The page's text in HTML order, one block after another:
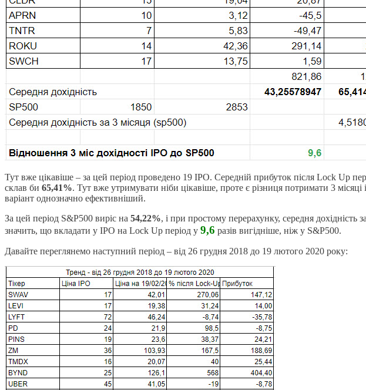
Тут вже цікавіше – за цей період проведено 19 IPO. Середній прибуток після Lock Up
склав би 65,41%. Тут вже утримувати ніби цікавіше, проте є різниця потримати 3
варіант однозначно ефективніший.
За цей період S&P500 виріс на 54,22%, і при простому перерахунку, середня
значить, що вкладати у IPO на Lock Up період у 9,6 разів вигідніше, ніж у S&P500.
Давайте переглянемо наступний період – від 26 грудня 2018 до 19 лютого 2020 року: